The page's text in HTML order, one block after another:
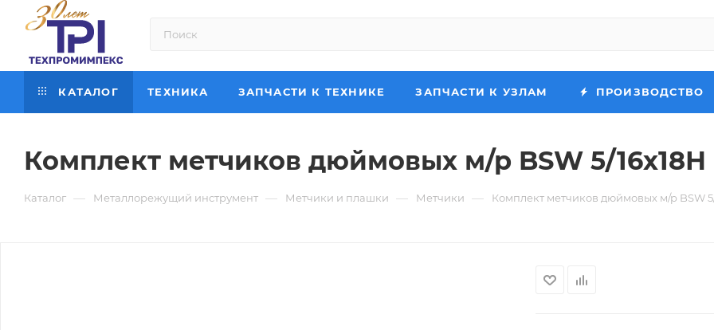
КАТАЛОГ ТЕХНИКА ЗАПЧАСТИ К ТЕХНИКЕ ЗАПЧАСТИ К УЗЛАМ ПРОИЗВОДСТВО
Комплект метчиков дюймовых м/р BSW 5/16х18Н
Каталог — Металлорежущий инструмент — Метчики и плашки — Метчики — Комплект метчиков дюймовых м/р BSW